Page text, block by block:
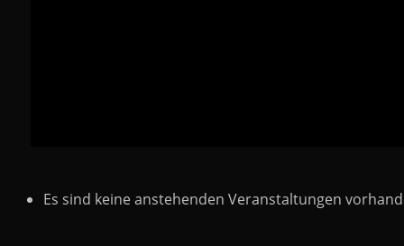
Es sind keine anstehenden Veranstaltungen